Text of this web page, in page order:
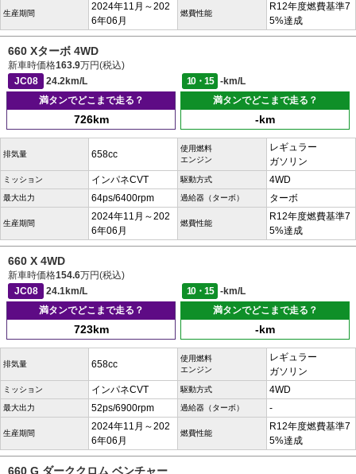
生産期間
2024年11月～202
6年06月
燃費性能
R12年度燃費基準7
5%達成
660 Xターボ 4WD
新車時価格163.9万円(税込)
JC08
24.2km/L 10・15
-km/L
満タンでどこまで走る？
726km
満タンでどこまで走る？
-km
排気量 658cc
使用燃料
エンジン
レギュラー
ガソリン
ミッション インパネCVT 駆動方式 4WD
最大出力 64ps/6400rpm 過給器（ターボ） ターボ
生産期間
2024年11月～202
6年06月
燃費性能
R12年度燃費基準7
5%達成
660 X 4WD
新車時価格154.6万円(税込)
JC08
24.1km/L 10・15
-km/L
満タンでどこまで走る？
723km
満タンでどこまで走る？
-km
排気量 658cc
使用燃料
エンジン
レギュラー
ガソリン
ミッション インパネCVT 駆動方式 4WD
最大出力 52ps/6900rpm 過給器（ターボ） -
生産期間
2024年11月～202
6年06月
燃費性能
R12年度燃費基準7
5%達成
660 G ダーククロム ベンチャー